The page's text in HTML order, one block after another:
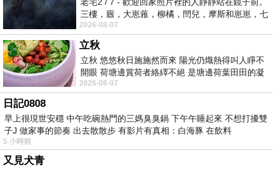
我們選的牙醫離家裡很近，幾乎每天都會經過，裡頭還有
專門看小朋友的女性牙醫師；兩個孩兒都是給女醫師塗氟
檢查的。
才一躺下來，媽媽就先和醫師提了鴨鴨說的會痛的地方。
果然專業的就是不一樣，才看一眼，醫師就輕描淡寫地
說：「這沒有蛀牙喔，是成長痛。」仔細想想，這孩子居
然也到了快要換牙的年紀了！！
三樓，廄，大崽蕥，柳橘，閆兒，摩斯和崽崽，七
個人整整齊齊地站在鏡框之外，如同
2026-08-07
立秋
立秋 悠悠秋日施施然而來 陽光仍熾熱得叫人睜不
開眼 荷塘邊賞荷者絡繹不絕 是塘邊荷葉田田的凝
望 風中飄逸的是映日荷花別樣紅
2026-08-07
日記0808
早上很現世安穩 中午吃碗熱門的三媽臭臭鍋 下午午睡起來 不想打擾雙
子J 做家事的節奏 出去散散步 有影片有真相：白海豚 在飲料
5 小時前
又見犬青